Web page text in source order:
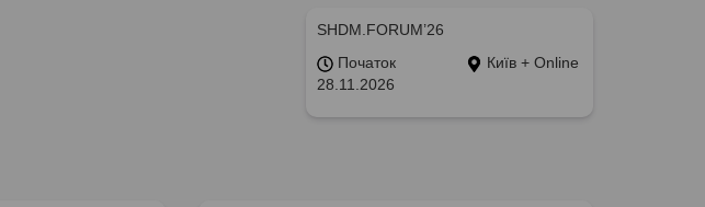
SHDM.FORUM’26
Початок
28.11.2026
Київ + Online